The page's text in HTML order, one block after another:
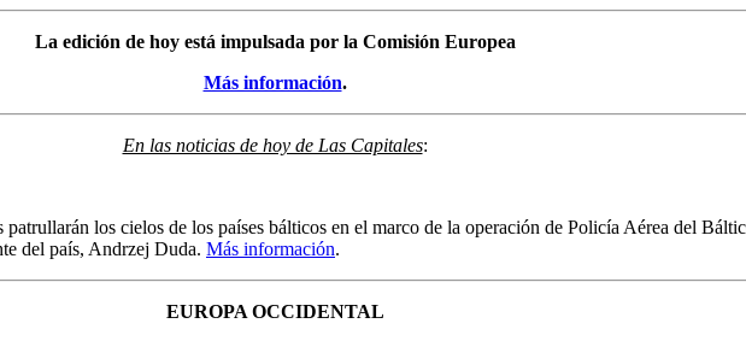
La edición de hoy está impulsada por la Comisión Europea
Más información.
En las noticias de hoy de Las Capitales:
patrullarán los cielos de los países bálticos en el marco de la operación de Policía Aérea del
del país, Andrzej Duda. Más información.
EUROPA OCCIDENTAL